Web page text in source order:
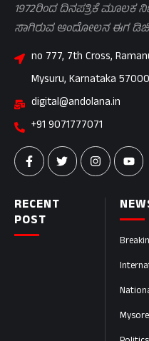
Mysore
RECENT
POST
1972ರಿಂದ ದಿನಪತ್ರಿಕೆ ಮೂಲಕ
ಸಾಗಿರುವ ಆಂದೋಲನ ಈಗ
no 777, 7th Cross,
Mysuru, Karnataka
digital@andolana.in
+91 9071777071